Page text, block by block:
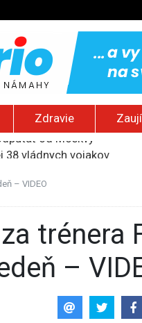
Zdravie
vládnych vojakov
cieľov
– VIDEO
–